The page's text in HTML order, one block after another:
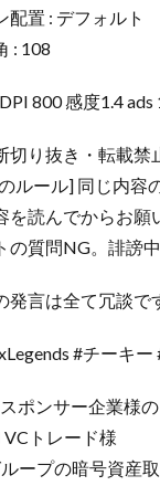
配置 : デフォルト
: 108
800 感度1.4 ads
切り抜き・転載禁
ルール] 同じ内容
を読んでからお願
の質問NG。誹謗
言は全て冗談で
#チーキー
ポンサー企業様
トレード様
ープの暗号資産取